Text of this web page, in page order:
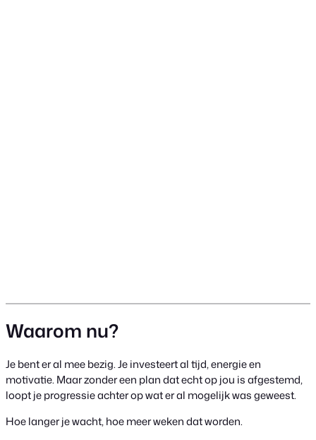
Waarom nu?
Je bent er al mee bezig. Je investeert al tijd, energie en
motivatie. Maar zonder een plan dat echt op jou is afgestemd,
loopt je progressie achter op wat er al mogelijk was geweest.
Hoe langer je wacht, hoe meer weken dat worden.